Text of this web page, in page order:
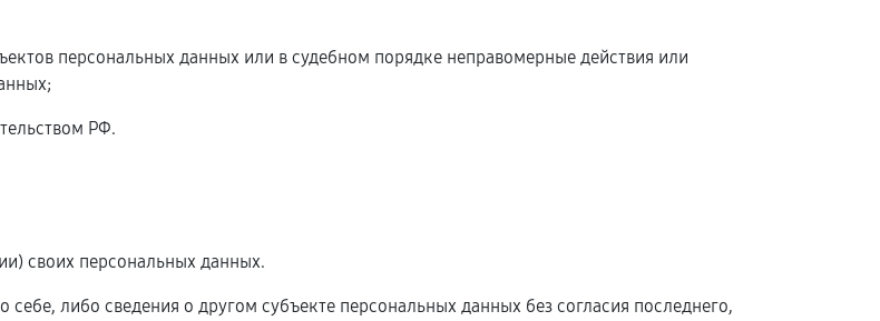
персональных данных или в судебном порядке неправомерные действия или
РФ.
своих персональных данных.
либо сведения о другом субъекте персональных данных без согласия последнего,